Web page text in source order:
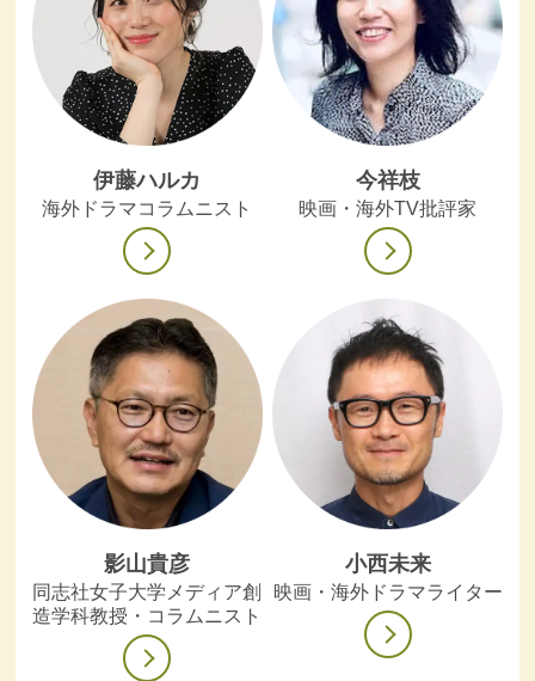
伊藤ハルカ
海外ドラマコラムニスト
今祥枝
映画・海外TV批評家
影山貴彦
同志社女子大学メディア創
造学科教授・コラムニスト
小西未来
映画・海外ドラマライター